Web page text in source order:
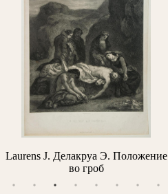
Laurens J. Делакруа Э. Положение
во гроб